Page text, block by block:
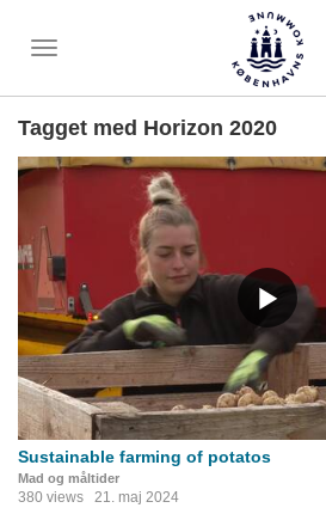
Toggle
Tagget med Horizon 2020
Sustainable farming of potatos
Mad og måltider
380 views 21. maj 2024